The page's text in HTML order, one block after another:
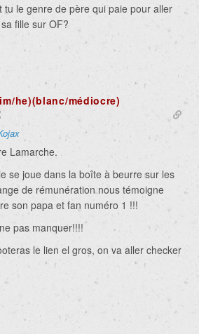
tu le genre de père qui paie pour aller
fille sur OF?
he)(blanc/médiocre)
Lamarche.
se joue dans la boîte à beurre sur les
de rémunération nous témoigne
son papa et fan numéro 1 !!!
pas manquer!!!!
le lien el gros, on va aller checker